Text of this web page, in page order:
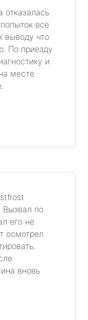
все
выводу что
По приезду
и
месте
Вызвал по
его не
осмотрел
вновь